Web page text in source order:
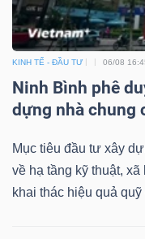
KINH TẾ - ĐẦU TƯ 06/08
Ninh Bình phê
dựng nhà chung
Mục tiêu đầu tư xây
về hạ tầng kỹ thuật,
khai thác hiệu quả
Truyền
thông
tài
Dữ
liệu